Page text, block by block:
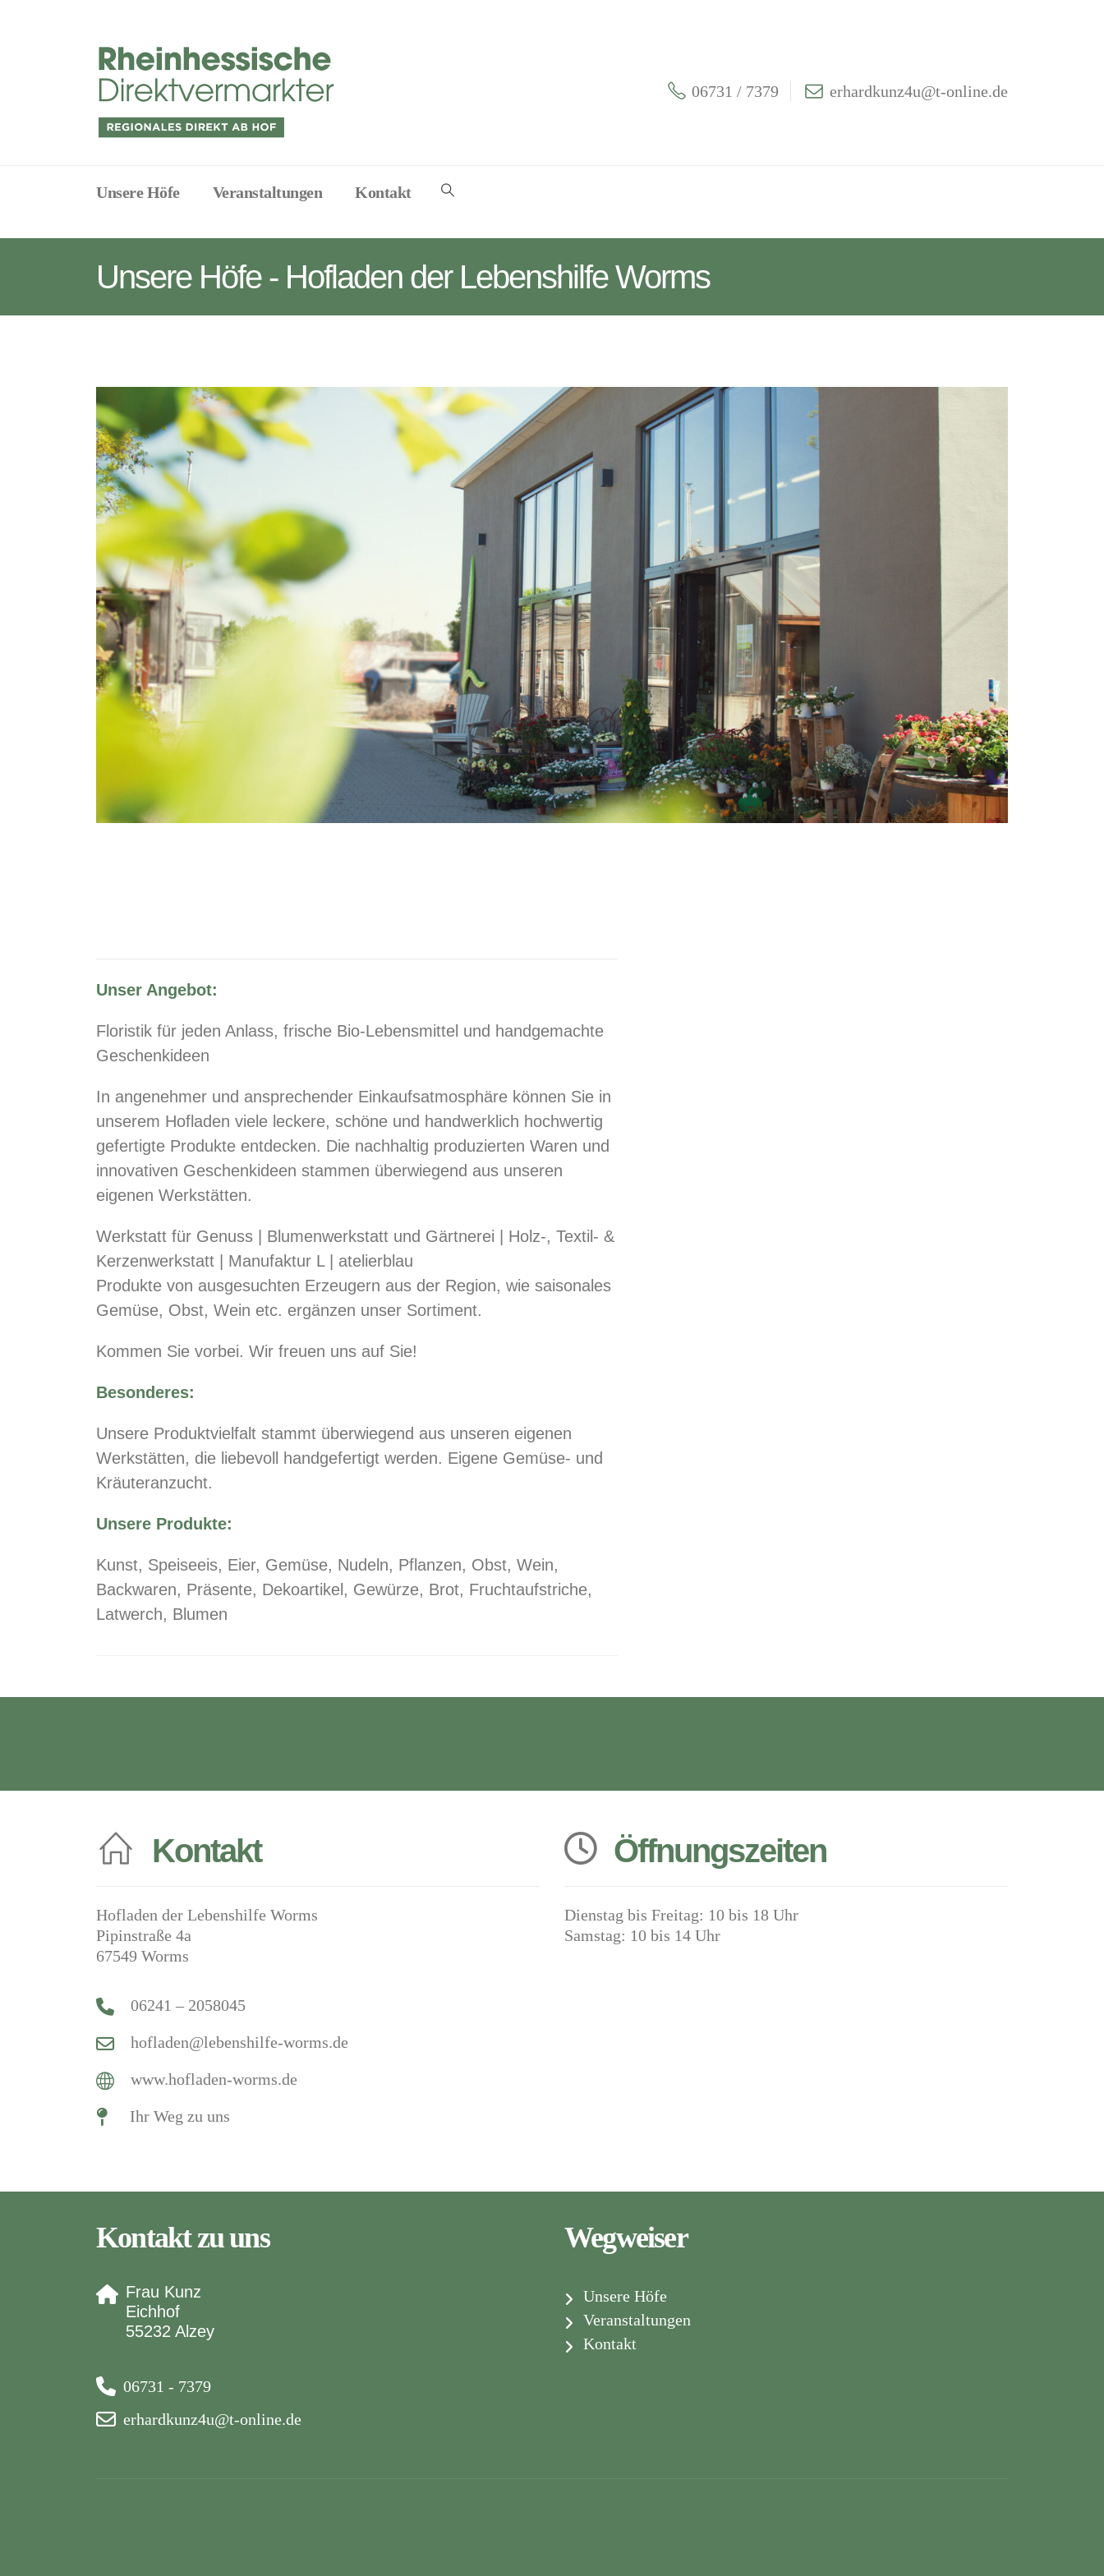
06731 / 7379 erhardkunz4u@t-online.de
Unsere Höfe Veranstaltungen Kontakt
Unsere Höfe - Hofladen der Lebenshilfe Worms
Unser Angebot:
Floristik für jeden Anlass, frische Bio-Lebensmittel und handgemachte
Geschenkideen
In angenehmer und ansprechender Einkaufsatmosphäre können Sie in
unserem Hofladen viele leckere, schöne und handwerklich hochwertig
gefertigte Produkte entdecken. Die nachhaltig produzierten Waren und
innovativen Geschenkideen stammen überwiegend aus unseren
eigenen Werkstätten.
Werkstatt für Genuss | Blumenwerkstatt und Gärtnerei | Holz­-, Textil- &
Kerzenwerkstatt | Manufaktur L | atelierblau
Produkte von ausgesuchten Erzeugern aus der Region, wie saisonales
Gemüse, Obst, Wein etc. ergänzen unser Sortiment.
Kommen Sie vorbei. Wir freuen uns auf Sie!
Besonderes:
Unsere Produktvielfalt stammt überwiegend aus unseren eigenen
Werkstätten, die liebevoll handgefertigt werden. Eigene Gemüse- und
Kräuteranzucht.
Unsere Produkte:
Kunst, Speiseeis, Eier, Gemüse, Nudeln, Pflanzen, Obst, Wein,
Backwaren, Präsente, Dekoartikel, Gewürze, Brot, Fruchtaufstriche,
Latwerch, Blumen
Kontakt
Hofladen der Lebenshilfe Worms
Pipinstraße 4a
67549 Worms
06241 – 20580­45
hofladen@lebenshilfe-worms.de
www.hofladen-worms.de
Ihr Weg zu uns
Öffnungszeiten
Dienstag bis Freitag: 10 bis 18 Uhr
Samstag: 10 bis 14 Uhr
Kontakt zu uns
Frau Kunz
Eichhof
55232 Alzey
06731 - 7379
erhardkunz4u@t-online.de
Wegweiser
Unsere Höfe
Veranstaltungen
Kontakt